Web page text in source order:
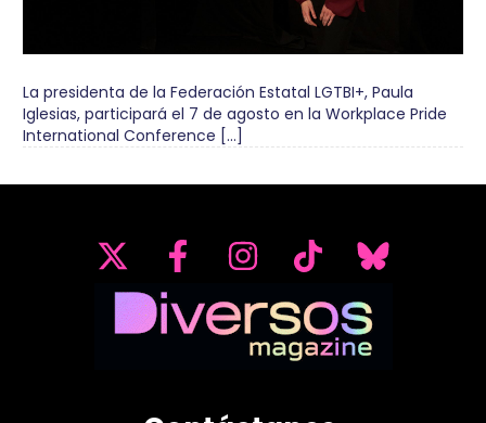
La presidenta de la Federación Estatal LGTBI+, Paula
Iglesias, participará el 7 de agosto en la Workplace Pride
International Conference […]